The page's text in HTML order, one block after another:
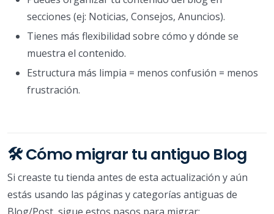
secciones (ej: Noticias, Consejos, Anuncios).
Tienes más flexibilidad sobre cómo y dónde se
muestra el contenido.
Estructura más limpia = menos confusión = menos
frustración.
🛠️ Cómo migrar tu antiguo Blog
Si creaste tu tienda antes de esta actualización y aún
estás usando las páginas y categorías antiguas de